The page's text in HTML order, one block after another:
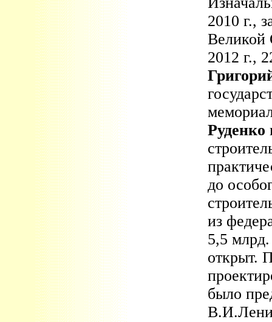
2010 г.,
Великой
2012 г.,
Руденко
до
из
5,5
открыт.
было